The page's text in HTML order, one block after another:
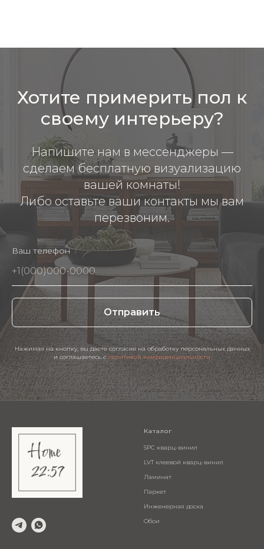
Хотите примерить пол к
своему интерьеру?
Напишите нам в мессенджеры —
сделаем бесплатную визуализацию
вашей комнаты!
Либо оставьте ваши контакты мы вам
перезвоним.
Ваш телефон
Отправить
Нажимая на кнопку, вы даете согласие на обработку персональных данных
и соглашаетесь c политикой конфиденциальности
Каталог
SPC кварц-винил
LVT клеевой кварц-винил
Ламинат
Паркет
Инженерная доска
Обои